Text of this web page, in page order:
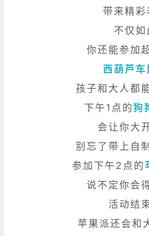
带来精彩
不仅如
你还能参加
西葫芦车
孩子和大人都
下午1点的狗
会让你大
别忘了带上自
参加下午2点的
说不定你会
活动结
苹果派还会和